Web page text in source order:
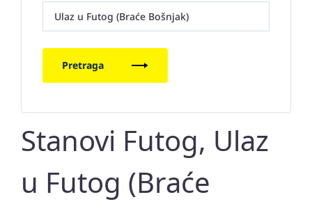
Ulaz u Futog (Braće Bošnjak)
Pretraga
Stanovi Futog, Ulaz
u Futog (Braće